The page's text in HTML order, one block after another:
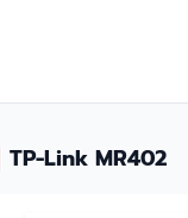
TP-Link MR402